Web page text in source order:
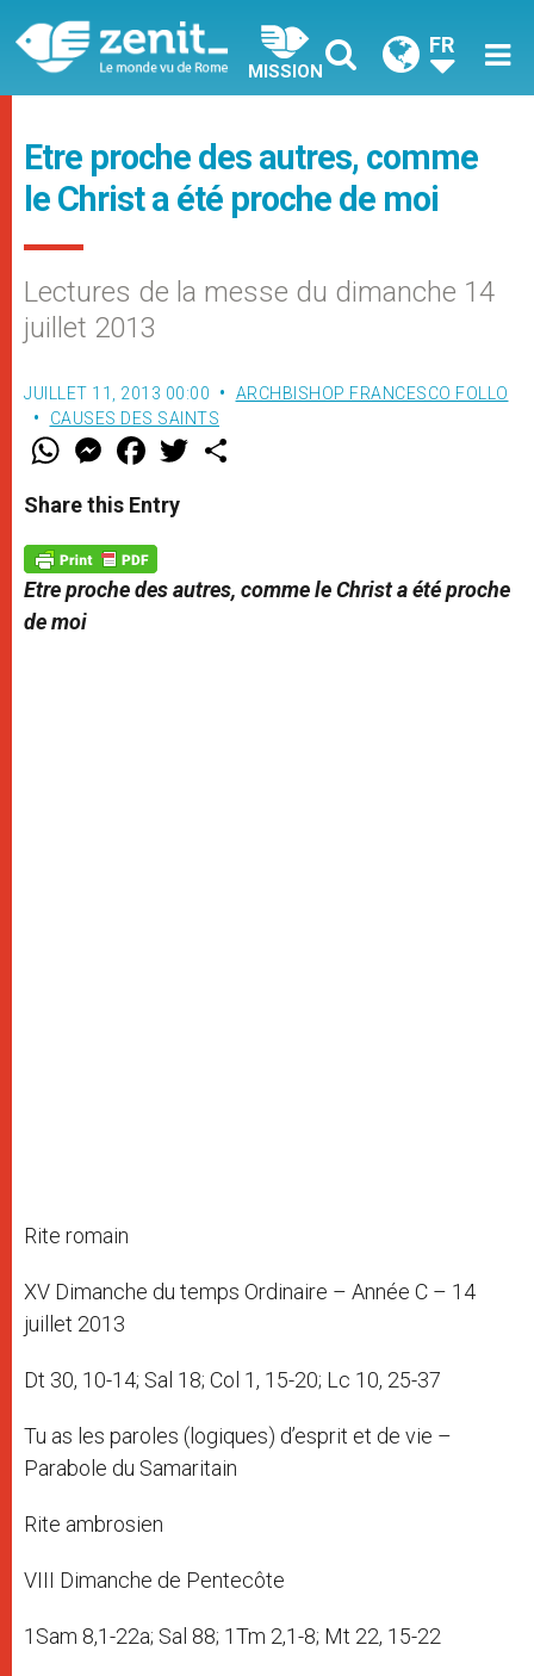
MISSION
FR
Etre proche des autres, comme
le Christ a été proche de moi
Lectures de la messe du dimanche 14
juillet 2013
JUILLET 11, 2013 00:00
ARCHBISHOP FRANCESCO FOLLO
CAUSES DES SAINTS
W
t
s
p
p
M
e
s
e
g
e
r
F
a
e
b
o
k
w
Share this Entry
Etre proche des autres, comme le Christ a été proche
de moi
Rite romain
XV Dimanche du temps Ordinaire – Année C – 14
juillet 2013
Dt 30, 10-14; Sal 18; Col 1, 15-20; Lc 10, 25-37
Tu as les paroles (logiques) d’esprit et de vie –
Parabole du Samaritain
Rite ambrosien
VIII Dimanche de Pentecôte
1Sam 8,1-22a; Sal 88; 1Tm 2,1-8; Mt 22, 15-22